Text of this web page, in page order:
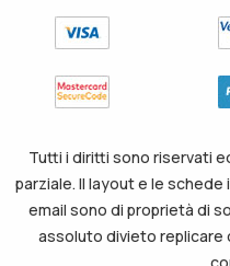
Tutti i diritti sono riservati
parziale. Il layout e le
email sono di proprietà di
assoluto divieto replicare